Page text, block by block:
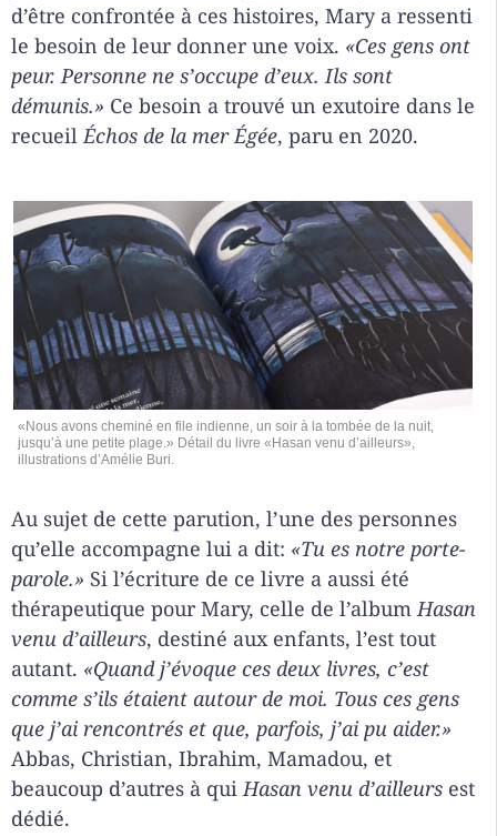
d’être confrontée à ces histoires, Mary a ressenti
le besoin de leur donner une voix. «Ces gens ont
peur. Personne ne s’occupe d’eux. Ils sont
démunis.» Ce besoin a trouvé un exutoire dans le
recueil Échos de la mer Égée, paru en 2020.
«Nous avons cheminé en file indienne, un soir à la tombée de la nuit,
jusqu’à une petite plage.» Détail du livre «Hasan venu d’ailleurs»,
illustrations d’Amélie Buri.
Au sujet de cette parution, l’une des personnes
qu’elle accompagne lui a dit: «Tu es notre porte-
parole.» Si l’écriture de ce livre a aussi été
thérapeutique pour Mary, celle de l’albumHasan
venu d’ailleurs, destiné aux enfants, l’est tout
autant. «Quand j’évoque ces deux livres, c’est
comme s’ils étaient autour de moi. Tous ces gens
que j’ai rencontrés et que, parfois, j’ai pu aider.»
Abbas, Christian, Ibrahim, Mamadou, et
beaucoup d’autres à quiHasan venu d’ailleurs est
dédié.